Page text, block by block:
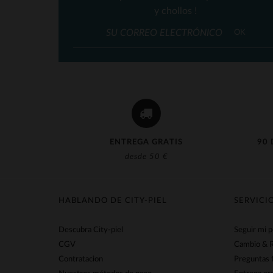
Rock’n Free Life(3)
Schott (16)
(12)
(4)
Von Dutch(63)
ENTREGA GRATIS
desde 50 €
90
y chollos !
OK
Seguir mi
Cambio &
HABLANDO DE CITY-PIEL
Descubra City-piel
CGV
Contratacion